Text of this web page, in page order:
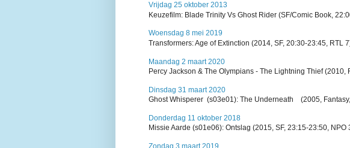
Vrijdag 25 oktober 2013
Keuzefilm: Blade Trinity Vs Ghost Rider (SF/Comic Book,
Woensdag 8 mei 2019
Transformers: Age of Extinction (2014, SF, 20:30-23:45,
Maandag 2 maart 2020
Percy Jackson & The Olympians - The Lightning Thief
Dinsdag 31 maart 2020
Ghost Whisperer (s03e01): The Underneath (2005,
Donderdag 11 oktober 2018
Missie Aarde (s01e06): Ontslag (2015, SF, 23:15-23:50,
Zondag 3 maart 2019